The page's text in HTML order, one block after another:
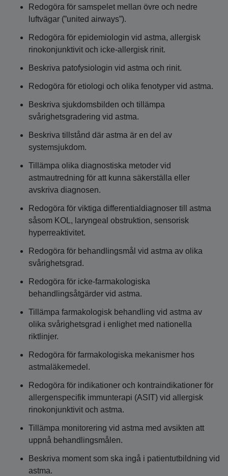
Redogöra för samspelet mellan övre och nedre
luftvägar (”united airways”).
Redogöra för epidemiologin vid astma, allergisk
rinokonjunktivit och icke-allergisk rinit.
Beskriva patofysiologin vid astma och rinit.
Redogöra för etiologi och olika fenotyper vid astma.
Beskriva sjukdomsbilden och tillämpa
svårighetsgradering vid astma.
Beskriva tillstånd där astma är en del av
systemsjukdom.
Tillämpa olika diagnostiska metoder vid
astmautredning för att kunna säkerställa eller
avskriva diagnosen.
Redogöra för viktiga differentialdiagnoser till astma
såsom KOL, laryngeal obstruktion, sensorisk
hyperreaktivitet.
Redogöra för behandlingsmål vid astma av olika
svårighetsgrad.
Redogöra för icke-farmakologiska
behandlingsåtgärder vid astma.
Tillämpa farmakologisk behandling vid astma av
olika svårighetsgrad i enlighet med nationella
riktlinjer.
Redogöra för farmakologiska mekanismer hos
astmaläkemedel.
Redogöra för indikationer och kontraindikationer för
allergenspecifik immunterapi (ASIT) vid allergisk
rinokonjunktivit och astma.
Tillämpa monitorering vid astma med avsikten att
uppnå behandlingsmålen.
Beskriva moment som ska ingå i patientutbildning vid
astma.